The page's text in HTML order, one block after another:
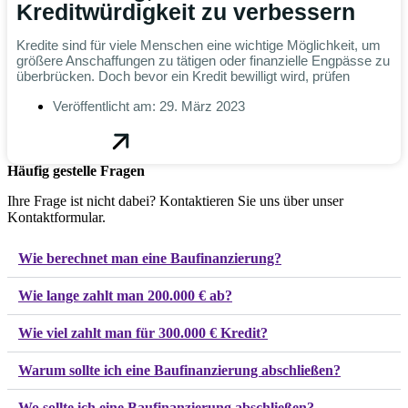
Kreditwürdigkeit zu verbessern
Kredite sind für viele Menschen eine wichtige Möglichkeit, um
größere Anschaffungen zu tätigen oder finanzielle Engpässe zu
überbrücken. Doch bevor ein Kredit bewilligt wird, prüfen
Veröffentlicht am: 29. März 2023
Häufig gestelle Fragen
Ihre Frage ist nicht dabei? Kontaktieren Sie uns über unser
Kontaktformular.
Wie berechnet man eine Baufinanzierung?
Wie lange zahlt man 200.000 € ab?
Wie viel zahlt man für 300.000 € Kredit?
Warum sollte ich eine Baufinanzierung abschließen?